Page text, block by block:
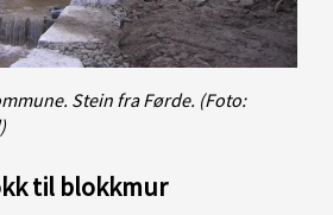
Stein fra Førde. (Foto:
til blokkmur